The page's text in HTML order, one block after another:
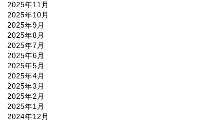
2025年11月
2025年10月
2025年9月
2025年8月
2025年7月
2025年6月
2025年5月
2025年4月
2025年3月
2025年2月
2025年1月
2024年12月